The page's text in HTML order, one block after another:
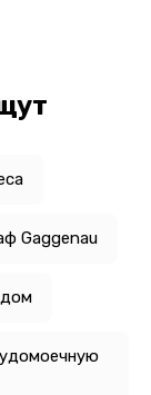
Gaggenau